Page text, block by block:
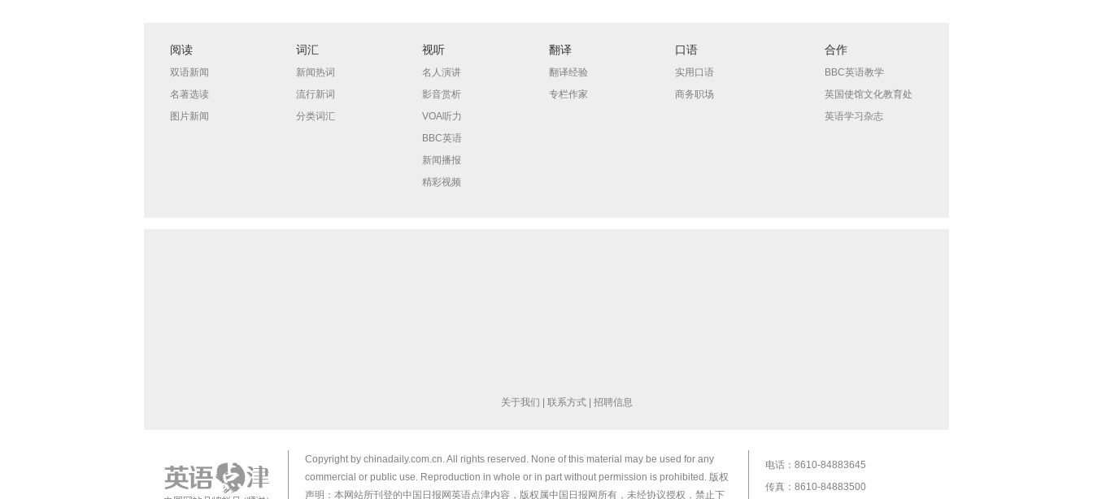
阅读
双语新闻
名著选读
图片新闻
词汇
新闻热词
流行新词
分类词汇
视听
名人演讲
影音赏析
VOA听力
BBC英语
新闻播报
精彩视频
翻译
翻译经验
专栏作家
口语
实用口语
商务职场
合作
BBC英语教学
英国使馆文化教育处
英语学习杂志
关于我们 联系方式 招聘信息
Copyright by chinadaily.com.cn. All rights reserved. None of this material may be used for any
commercial or public use. Reproduction in whole or in part without permission is prohibited. 版权
声明：本网站所刊登的中国日报网英语点津内容，版权属中国日报网所有，未经协议授权，禁止下
电话：8610-84883645
传真：8610-84883500